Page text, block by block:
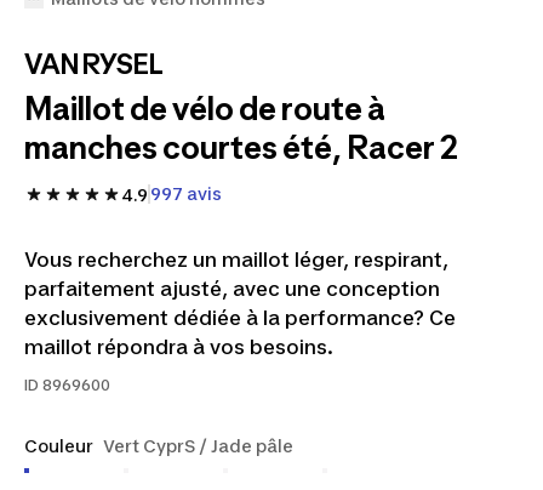
VAN RYSEL
Maillot de vélo de route à
manches courtes été, Racer 2
4.9 997 avis
Vous recherchez un maillot léger, respirant,
parfaitement ajusté, avec une conception
exclusivement dédiée à la performance? Ce
maillot répondra à vos besoins.
ID 8969600
Couleur Vert CyprS / Jade pâle